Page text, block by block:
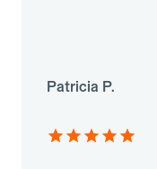
Patricia P.